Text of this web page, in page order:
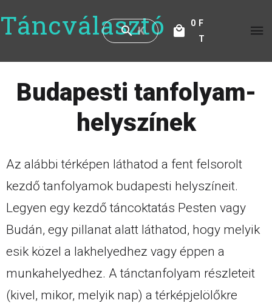
Táncválasztó
F
T
0
Budapesti tanfolyam-
helyszínek
Az alábbi térképen láthatod a fent felsorolt
kezdő tanfolyamok budapesti helyszíneit.
Legyen egy kezdő táncoktatás Pesten vagy
Budán, egy pillanat alatt láthatod, hogy melyik
esik közel a lakhelyedhez vagy éppen a
munkahelyedhez. A tánctanfolyam részleteit
(kivel, mikor, melyik nap) a térképjelölőkre